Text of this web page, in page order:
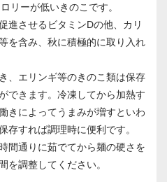
リーが低いきのこです。
進させるビタミンDの他、カリ
を含み、秋に積極的に取り入れ
、エリンギ等のきのこ類は保存
できます。冷凍してから加熱す
きによってうまみが増すといわ
存すれば調理時に便利です。
間通りに茹でてから麺の硬さを
を調整してください。